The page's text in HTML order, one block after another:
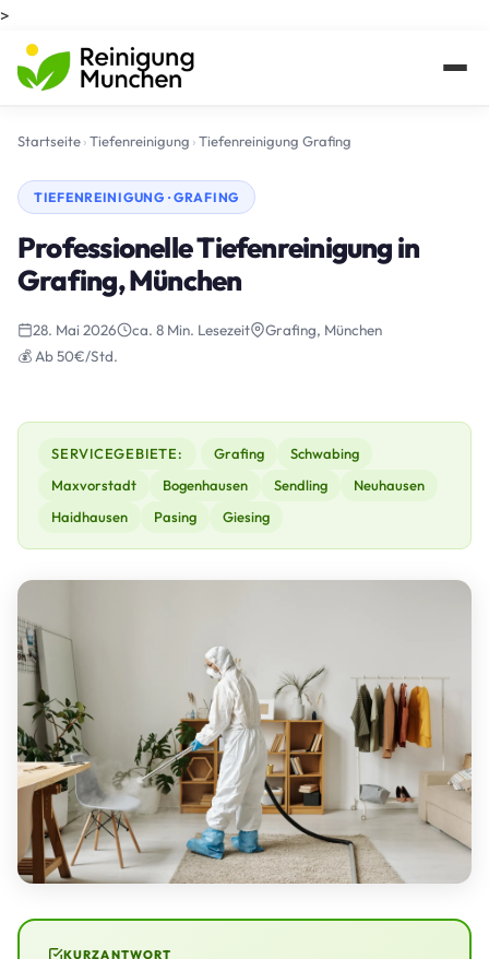
>
Startseite›Tiefenreinigung ›Tiefenreinigung Grafing
TIEFENREINIGUNG · GRAFING
Professionelle Tiefenreinigung in
Grafing, München
28. Mai 2026 ca. 8 Min. Lesezeit
Grafing, München
💰 Ab 50€/Std.
SERVICEGEBIETE: Grafing
Schwabing
Maxvorstadt
Bogenhausen Sendling
Neuhausen
Haidhausen
Pasing Giesing
KURZANTWORT